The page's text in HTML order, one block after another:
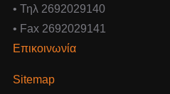
• Τηλ 2692029140
• Fax 2692029141
Επικοινωνία
Sitemap